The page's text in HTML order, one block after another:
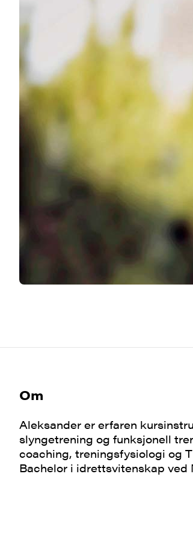
Om
Aleksander er erfaren
slyngetrening og funksjonell
coaching, treningsfysiologi og
Bachelor i idrettsvitenskap ved